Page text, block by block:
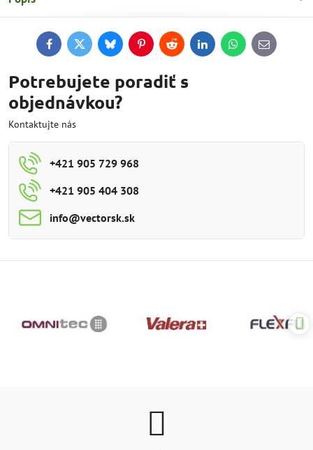
FacebookTwitterBlueskyPinterestReddit LinkedInWhatsApp
E-
mail
Potrebujete poradiť s
objednávkou?
Kontaktujte nás
+421 905 729 968
+421 905 404 308
info​@vectorsk​.sk